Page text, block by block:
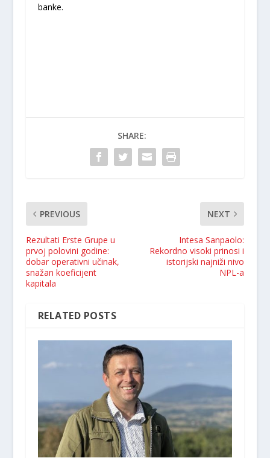
banke.
SHARE:
PREVIOUS
Rezultati Erste Grupe u
prvoj polovini godine:
dobar operativni učinak,
snažan koeficijent
kapitala
NEXT
Intesa Sanpaolo:
Rekordno visoki prinosi i
istorijski najniži nivo
NPL-a
RELATED POSTS